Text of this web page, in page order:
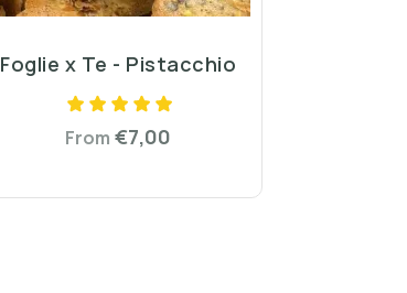
Foglie x Te - Pistacchio
From €7,00